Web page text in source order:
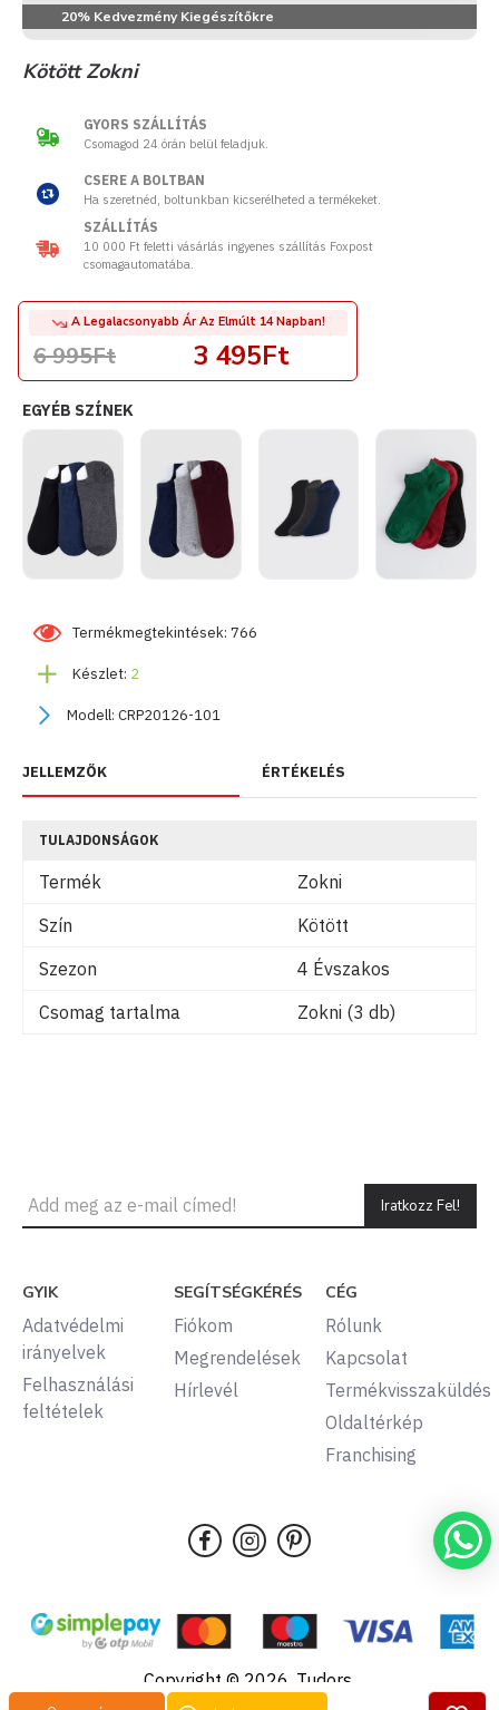
20% Kedvezmény Kiegészítőkre
Kötött Zokni
Készlet: 2
Modell: CRP20126-101
Termékmegtekintések: 766
3 495Ft
A Legalacsonyabb Ár Az Elmúlt 14 Napban!
6 995Ft
EGYÉB SZÍNEK
GYORS SZÁLLÍTÁS
Csomagod 24 órán belül feladjuk.
CSERE A BOLTBAN
Ha szeretnéd, boltunkban kicserélheted a termékeket.
SZÁLLÍTÁS
10 000 Ft feletti vásárlás ingyenes szállítás Foxpost
csomagautomatába.
JELLEMZŐK ÉRTÉKELÉS
TULAJDONSÁGOK
Termék
Zokni
Szín
Kötött
Szezon
4 Évszakos
Csomag tartalma
Zokni (3 db)
Iratkozz Fel!
GYIK
Adatvédelmi
irányelvek
Felhasználási
feltételek
SEGÍTSÉGKÉRÉS
Fiókom
Megrendelések
Hírlevél
CÉG
Rólunk
Kapcsolat
Termékvisszaküldés
Oldaltérkép
Franchising
Copyright © 2026, Tudors,